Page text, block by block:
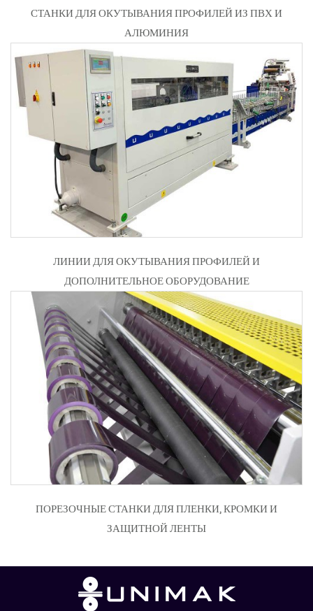
СТАНКИ ДЛЯ ОКУТЫВАНИЯ ПРОФИЛЕЙ ИЗ ПВХ И
АЛЮМИНИЯ
ЛИНИИ ДЛЯ ОКУТЫВАНИЯ ПРОФИЛЕЙ И
ДОПОЛНИТЕЛЬНОЕ ОБОРУДОВАНИЕ
ПОРЕЗОЧНЫЕ СТАНКИ ДЛЯ ПЛЕНКИ, КРОМКИ И
ЗАЩИТНОЙ ЛЕНТЫ